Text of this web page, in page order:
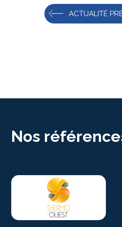
ACTUALITÉ
Nos